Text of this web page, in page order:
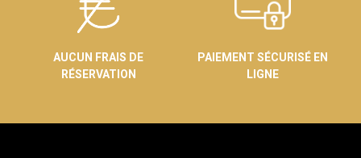
AUCUN FRAIS DE
RÉSERVATION
PAIEMENT SÉCURISÉ EN
LIGNE